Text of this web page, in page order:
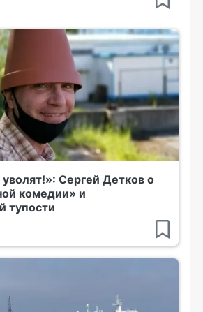
Сергей Детков о
комедии» и
тупости